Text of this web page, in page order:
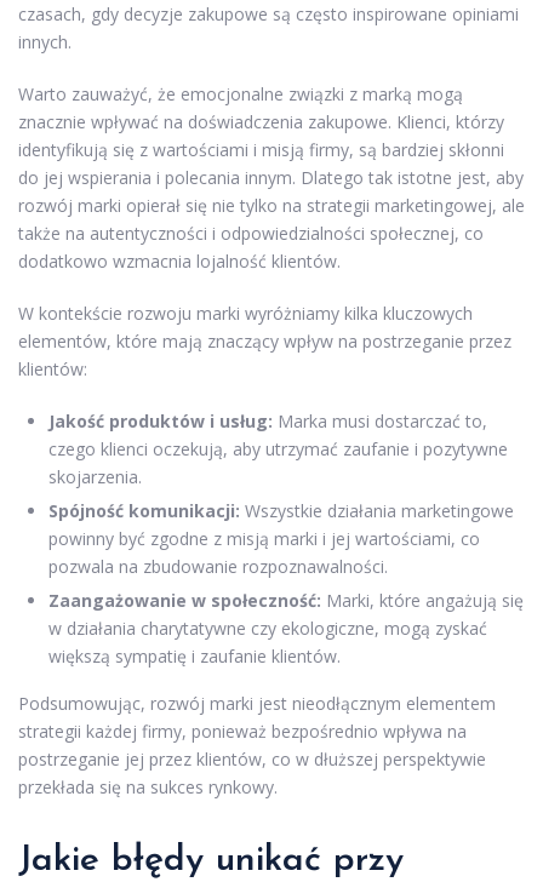
czasach, gdy decyzje zakupowe są często inspirowane opiniami
innych.
Warto zauważyć, że emocjonalne związki z marką mogą
znacznie wpływać na doświadczenia zakupowe. Klienci, którzy
identyfikują się z wartościami i misją firmy, są bardziej skłonni
do jej wspierania i polecania innym. Dlatego tak istotne jest, aby
rozwój marki opierał się nie tylko na strategii marketingowej, ale
także na autentyczności i odpowiedzialności społecznej, co
dodatkowo wzmacnia lojalność klientów.
W kontekście rozwoju marki wyróżniamy kilka kluczowych
elementów, które mają znaczący wpływ na postrzeganie przez
klientów:
Jakość produktów i usług: Marka musi dostarczać to,
czego klienci oczekują, aby utrzymać zaufanie i pozytywne
skojarzenia.
Spójność komunikacji: Wszystkie działania marketingowe
powinny być zgodne z misją marki i jej wartościami, co
pozwala na zbudowanie rozpoznawalności.
Zaangażowanie w społeczność: Marki, które angażują się
w działania charytatywne czy ekologiczne, mogą zyskać
większą sympatię i zaufanie klientów.
Podsumowując, rozwój marki jest nieodłącznym elementem
strategii każdej firmy, ponieważ bezpośrednio wpływa na
postrzeganie jej przez klientów, co w dłuższej perspektywie
przekłada się na sukces rynkowy.
Jakie błędy unikać przy